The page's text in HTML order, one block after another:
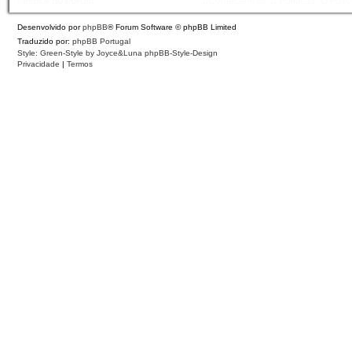
Desenvolvido porphpBB® Forum Software © phpBB Limited
Traduzido por: phpBB Portugal
Style: Green-Style by Joyce&Luna phpBB-Style-Design
Privacidade | Termos